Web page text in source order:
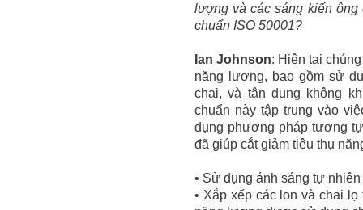
lượng và các sáng kiến
chuẩn ISO 50001?
Ian Johnson: Hiện tại
năng lượng, bao gồm sử
chai, và tận dụng không
chuẩn này tập trung vào
dụng phương pháp tương
đã giúp cắt giảm tiêu thụ
• Sử dụng ánh sáng tự
• Xắp xếp các lon và chai